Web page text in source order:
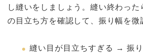
し縫いをしましょう。縫い終わった
の目立ち方を確認して、振り幅を微
縫い目が目立ちすぎる → 振